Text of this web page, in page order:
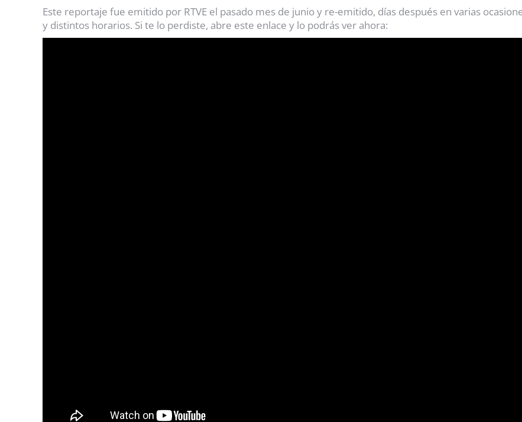
Este reportaje fue emitido por RTVE el pasado mes de junio y re-emitido, días después en varias
y distintos horarios. Si te lo perdiste, abre este enlace y lo podrás ver ahora: